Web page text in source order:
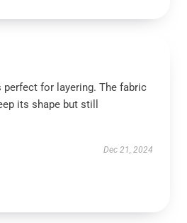
for layering. The fabric
its shape but still
Dec 21, 2024